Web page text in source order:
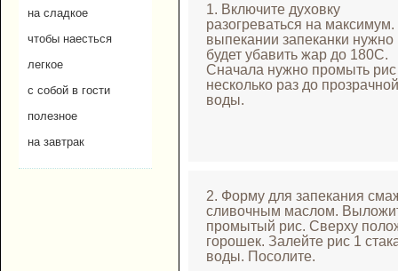
на сладкое
чтобы наесться
легкое
с собой в гости
полезное
на завтрак
1. Включите духовку
разогреваться на
выпекании запеканки нужно
будет убавить жар до 180С.
Сначала нужно промыть рис
несколько раз до прозрачной
воды.
2. Форму для запекания
сливочным маслом.
промытый рис. Сверху
горошек. Залейте рис 1
воды. Посолите.